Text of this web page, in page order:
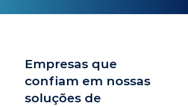
Empresas que
confiam em nossas
soluções de